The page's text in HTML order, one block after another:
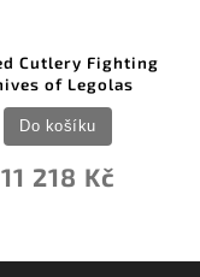
Cutlery Fighting
of Legolas
11 218 Kč
Do košíku